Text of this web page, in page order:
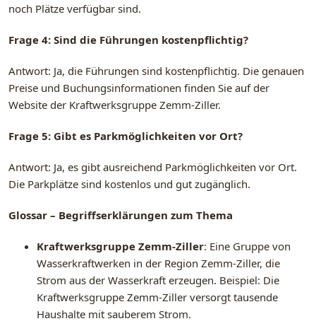
noch Plätze verfügbar sind.
Frage 4: Sind die Führungen kostenpflichtig?
Antwort: Ja, die Führungen sind kostenpflichtig. Die genauen
Preise und Buchungsinformationen finden Sie auf der
Website der Kraftwerksgruppe Zemm-Ziller.
Frage 5: Gibt es Parkmöglichkeiten vor Ort?
Antwort: Ja, es gibt ausreichend Parkmöglichkeiten vor Ort.
Die Parkplätze sind kostenlos und gut zugänglich.
Glossar – Begriffserklärungen zum Thema
Kraftwerksgruppe Zemm-Ziller: Eine Gruppe von
Wasserkraftwerken in der Region Zemm-Ziller, die
Strom aus der Wasserkraft erzeugen. Beispiel: Die
Kraftwerksgruppe Zemm-Ziller versorgt tausende
Haushalte mit sauberem Strom.